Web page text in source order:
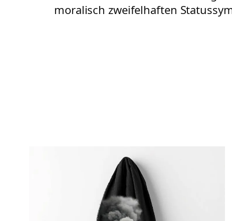
moralisch zweifelhaften